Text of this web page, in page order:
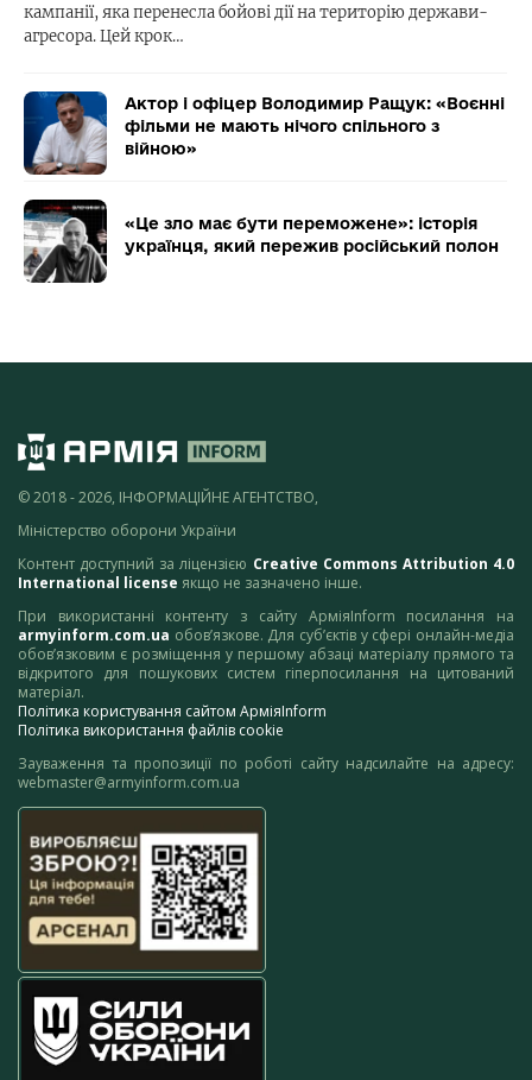
кампанії, яка перенесла бойові дії на територію держави-
агресора. Цей крок…
Актор і офіцер Володимир Ращук: «Воєнні
фільми не мають нічого спільного з
війною»
«Це зло має бути переможене»: історія
українця, який пережив російський полон
© 2018 - 2026, ІНФОРМАЦІЙНЕ АГЕНТСТВО,
Міністерство оборони України
Контент доступний за ліцензією Creative Commons Attribution 4.0
International license якщо не зазначено інше.
При використанні контенту з сайту АрміяInform посилання на
armyinform.com.ua обов’язкове. Для суб’єктів у сфері онлайн-медіа
обов’язковим є розміщення у першому абзаці матеріалу прямого та
відкритого для пошукових систем гіперпосилання на цитований
матеріал.
Політика користування сайтом АрміяInform
Політика використання файлів cookie
Зауваження та пропозиції по роботі сайту надсилайте на адресу:
webmaster@armyinform.com.ua